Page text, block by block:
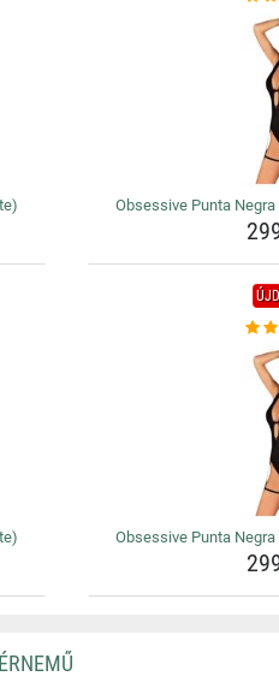
Obsessive Punta
Obsessive Punta